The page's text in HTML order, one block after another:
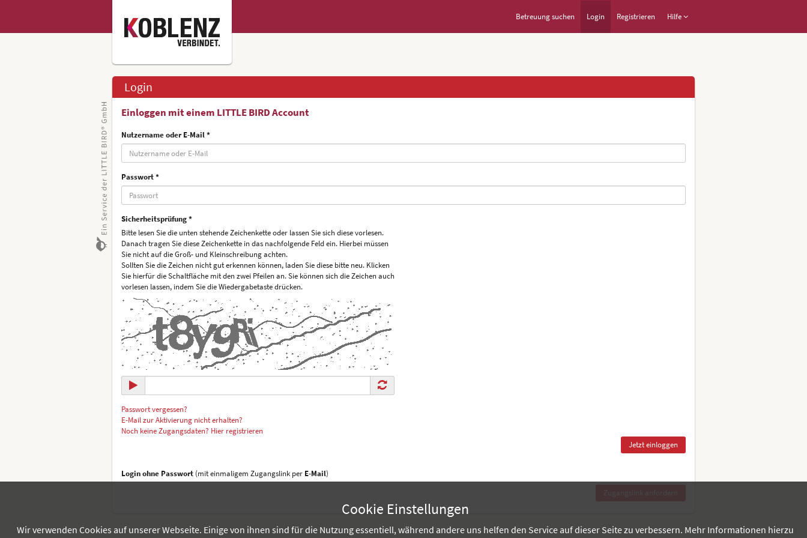
Betreuung suchen Login Registrieren Hilfe
Login
Einloggen mit einem LITTLE BIRD Account
Nutzername oder E-Mail *
Passwort *
Sicherheitsprüfung *
Bitte lesen Sie die unten stehende Zeichenkette oder lassen Sie sich diese vorlesen.
Danach tragen Sie diese Zeichenkette in das nachfolgende Feld ein. Hierbei müssen
Sie nicht auf die Groß- und Kleinschreibung achten.
Sollten Sie die Zeichen nicht gut erkennen können, laden Sie diese bitte neu. Klicken
Sie hierfür die Schaltfläche mit den zwei Pfeilen an. Sie können sich die Zeichen auch
vorlesen lassen, indem Sie die Wiedergabetaste drücken.
Passwort vergessen?
E-Mail zur Aktivierung nicht erhalten?
Noch keine Zugangsdaten? Hier registrieren
Login ohne Passwort (mit einmaligem Zugangslink per E-Mail)
Cookie Einstellungen
Wir verwenden Cookies auf unserer Webseite. Einige von ihnen sind für die Nutzung essentiell, während andere uns helfen den Service auf dieser Seite zu verbessern. Mehr Informationen hierzu